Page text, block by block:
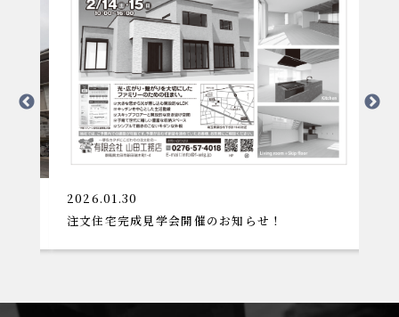
2026.01.30
注文住宅完成見学会開催のお知らせ！